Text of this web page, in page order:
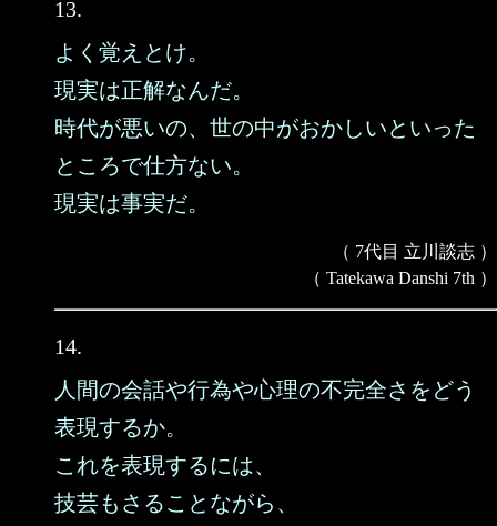
13.
よく覚えとけ。
現実は正解なんだ。
時代が悪いの、世の中がおかしいといった
ところで仕方ない。
現実は事実だ。
（ 7代目 立川談志 ）
（ Tatekawa Danshi 7th ）
14.
人間の会話や行為や心理の不完全さをどう
表現するか。
これを表現するには、
技芸もさることながら、